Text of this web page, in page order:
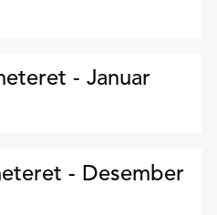
- Januar
- Desember